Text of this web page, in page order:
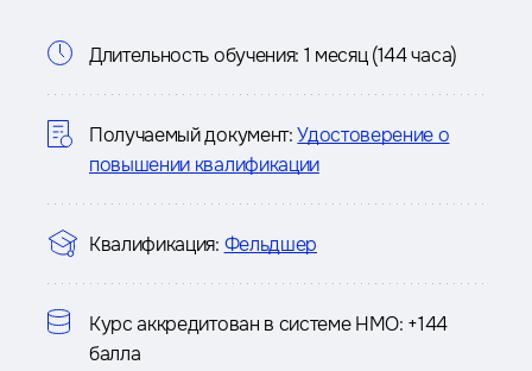
Информация
о
курсе
Длительность обучения: 1 месяц (144 часа)
Получаемый документ: Удостоверение о
повышении квалификации
Квалификация: Фельдшер
Курс аккредитован в системе НМО: +144
балла